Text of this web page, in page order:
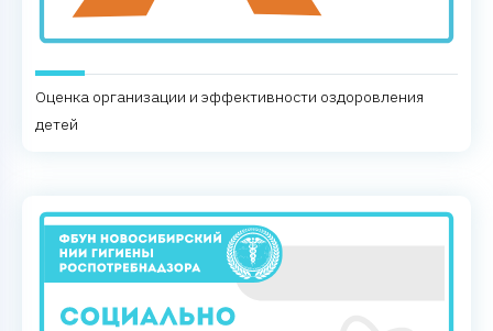
Оценка организации и эффективности оздоровления
детей